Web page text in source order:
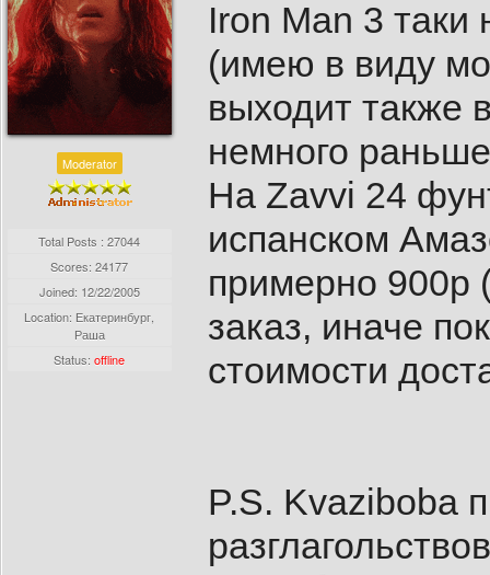
Moderator
Total Posts : 27044
Scores: 24177
Joined: 12/22/2005
Location: Екатеринбург,
Раша
Status:offline
Iron Man 3
(имею в виду
выходит также
немного
На Zavvi 24
испанском
примерно 900р
заказ, иначе
стоимости
P.S. Kvaziboba